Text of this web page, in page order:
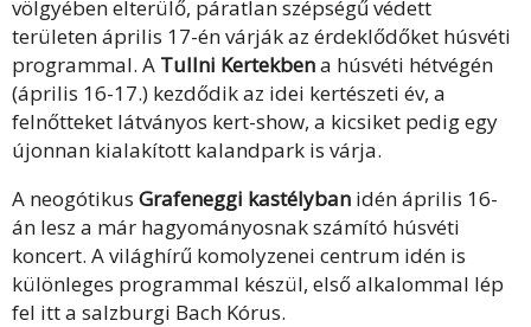
völgyében elterülő, páratlan szépségű védett
területen április 17-én várják az érdeklődőket húsvéti
programmal. A Tullni Kertekbena húsvéti hétvégén
(április 16-17.) kezdődik az idei kertészeti év, a
felnőtteket látványos kert-show, a kicsiket pedig egy
újonnan kialakított kalandpark is várja.
A neogótikus Grafeneggi kastélyban idén április 16-
án lesz a már hagyományosnak számító húsvéti
koncert. A világhírű komolyzenei centrum idén is
különleges programmal készül, első alkalommal lép
fel itt a salzburgi Bach Kórus.